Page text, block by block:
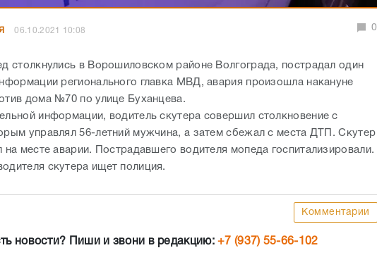
06.10.2021 10:08 0
столкнулись в Ворошиловском районе Волгограда, пострадал один
регионального главка МВД, авария произошла накануне
дома №70 по улице Буханцева.
информации, водитель скутера совершил столкновение с
управлял 56-летний мужчина, а затем сбежал с места ДТП. Скутер
на месте аварии. Пострадавшего водителя мопеда госпитализировали.
скутера ищет полиция.
Комментарии
новости? Пиши и звони в редакцию:+7 (937) 55-66-102